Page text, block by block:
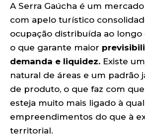
A Serra Gaúcha é um
com apelo turístico
ocupação distribuída ao longo
o que garante maior
demanda e liquidez. Existe
natural de áreas e um padrão
de produto, o que faz com
esteja muito mais ligado à
empreendimentos do que à
territorial.